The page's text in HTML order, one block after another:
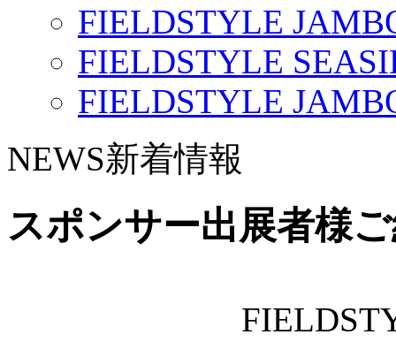
FIELDSTYLE
FIELDSTYLE
FIELDSTYLE
NEWS新着情報
スポンサー出展者様